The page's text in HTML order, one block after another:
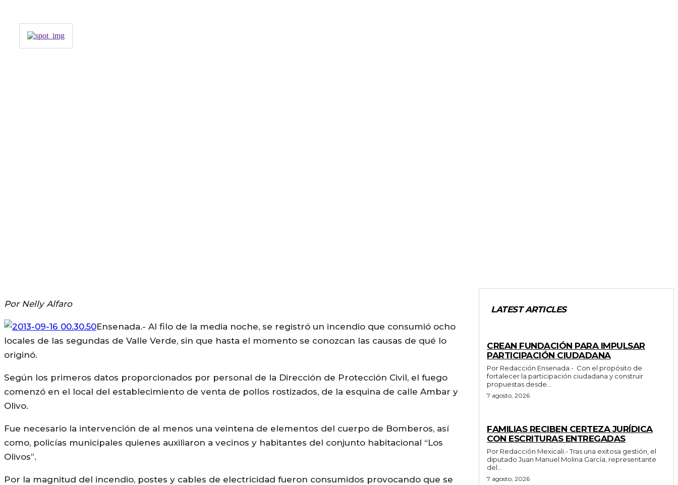
Por Nelly Alfaro
Ensenada.- Al filo de la media noche, se registró un incendio que consumió ocho
locales de las segundas de Valle Verde, sin que hasta el momento se conozcan las causas de qué lo
originó.
Según los primeros datos proporcionados por personal de la Dirección de Protección Civil, el fuego
comenzó en el local del establecimiento de venta de pollos rostizados, de la esquina de calle Ambar y
Olivo.
Fue necesario la intervención de al menos una veintena de elementos del cuerpo de Bomberos, así
como, policías municipales quienes auxiliaron a vecinos y habitantes del conjunto habitacional “Los
Olivos”.
Por la magnitud del incendio, postes y cables de electricidad fueron consumidos provocando que se
LATEST ARTICLES
CREAN FUNDACIÓN PARA IMPULSAR
PARTICIPACIÓN CIUDADANA
Por Redacción Ensenada.- Con el propósito de
fortalecer la participación ciudadana y construir
propuestas desde...
7 agosto, 2026
FAMILIAS RECIBEN CERTEZA JURÍDICA
CON ESCRITURAS ENTREGADAS
Por Redacción Mexicali.- Tras una exitosa gestión, el
diputado Juan Manuel Molina García, representante
del...
7 agosto, 2026